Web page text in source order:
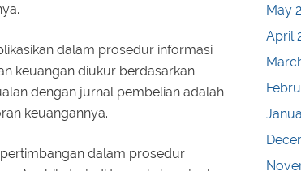
dalam prosedur informasi
keuangan diukur berdasarkan
dengan jurnal pembelian adalah
keuangannya.
dalam prosedur
May
April